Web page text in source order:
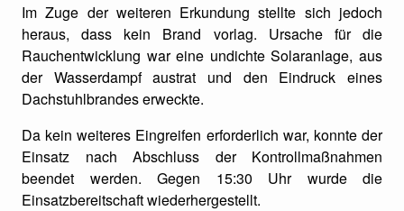
Im Zuge der weiteren Erkundung stellte sich jedoch
heraus, dass kein Brand vorlag. Ursache für die
Rauchentwicklung war eine undichte Solaranlage, aus
der Wasserdampf austrat und den Eindruck eines
Dachstuhlbrandes erweckte.
Da kein weiteres Eingreifen erforderlich war, konnte der
Einsatz nach Abschluss der Kontrollmaßnahmen
beendet werden. Gegen 15:30 Uhr wurde die
Einsatzbereitschaft wiederhergestellt.